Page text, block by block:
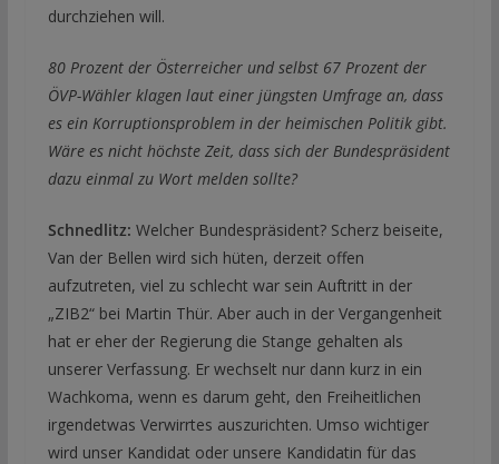
durchziehen will.
80 Prozent der Österreicher und selbst 67 Prozent der
ÖVP-Wähler klagen laut einer jüngsten Umfrage an, dass
es ein Korruptionsproblem in der heimischen Politik gibt.
Wäre es nicht höchste Zeit, dass sich der Bundespräsident
dazu einmal zu Wort melden sollte?
Schnedlitz: Welcher Bundespräsident? Scherz beiseite,
Van der Bellen wird sich hüten, derzeit offen
aufzutreten, viel zu schlecht war sein Auftritt in der
„ZIB2“ bei Martin Thür. Aber auch in der Vergangenheit
hat er eher der Regierung die Stange gehalten als
unserer Verfassung. Er wechselt nur dann kurz in ein
Wachkoma, wenn es darum geht, den Freiheitlichen
irgendetwas Verwirrtes auszurichten. Umso wichtiger
wird unser Kandidat oder unsere Kandidatin für das